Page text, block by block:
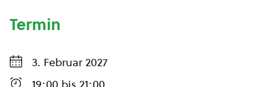
Termin
3. Februar 2027